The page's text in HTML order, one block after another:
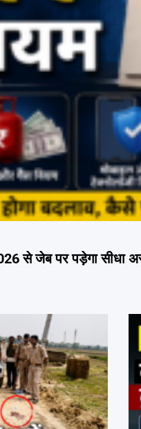
से जेब पर पड़ेगा सीधा